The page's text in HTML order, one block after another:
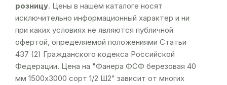
розницу. Цены в нашем каталоге носят
исключительно информационный характер и ни
при каких условиях не являются публичной
офертой, определяемой положениями Статьи
437 (2) Гражданского кодекса Российской
Федерации. Цена на "Фанера ФСФ березовая 40
мм 1500х3000 сорт 1/2 Ш2" зависит от многих